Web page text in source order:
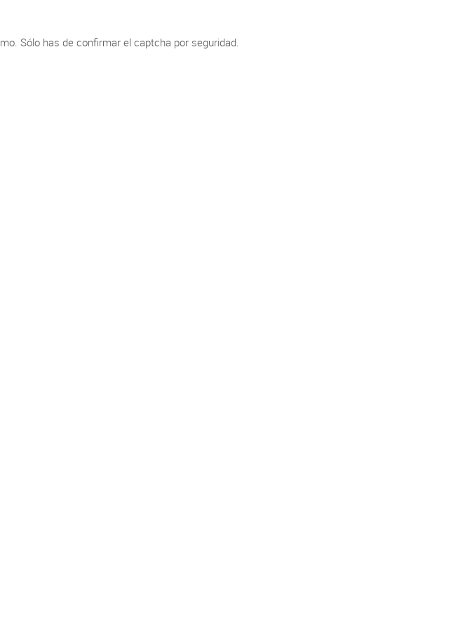
Sólo has de confirmar el captcha por seguridad.